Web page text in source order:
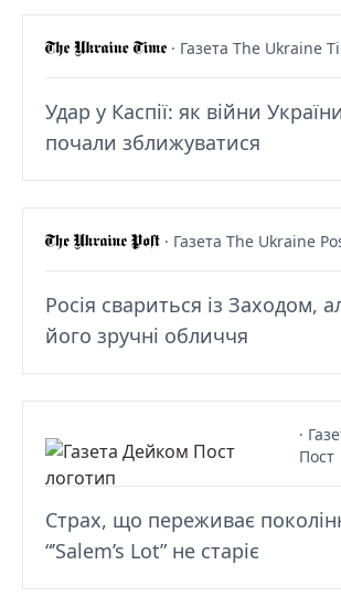
· Газета The Ukraine
Удар у Каспії: як війни
почали зближуватися
· Газета The Ukraine
Росія свариться із Заходом,
його зручні обличчя
·
Пост
Страх, що переживає
“’Salem’s Lot” не старіє